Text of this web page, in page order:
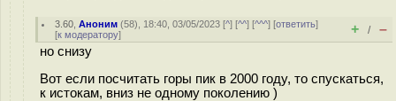
3.60 ,Аноним (58), 18:40, 03/05/2023 [^] [^^] [^^^] [ответить]
[к модератору] + / –
но снизу
Вот если посчитать горы пик в 2000 году, то спускаться,
к истокам, вниз не одному поколению )